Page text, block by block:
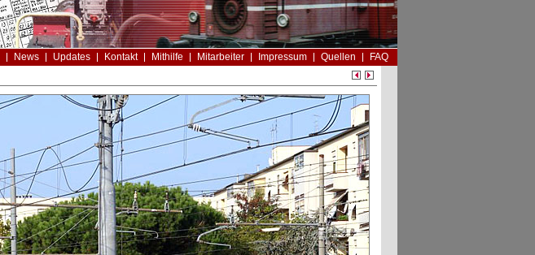
News Updates Kontakt Mithilfe Mitarbeiter Impressum Quellen
FAQ